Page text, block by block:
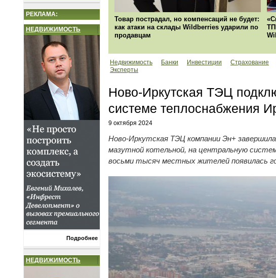
РЕКЛАМА:
НЕДВИЖИМОСТЬ
Подробнее
НЕДВИЖИМОСТЬ
Товар пострадал, но компенсаций не будет:
как атаки на склады Wildberries ударили по
продавцам
Недвижимость Банки Инвестиции Страхование
Эксперты
Ново-Иркутская ТЭЦ
системе теплоснабжения
9 октября 2024
Ново-Иркутская ТЭЦ компании Эн+
мазутной котельной, на центральную
восьми тысяч местных жителей появилась